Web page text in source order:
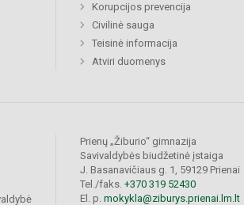
Korupcijos prevencija
Civilinė sauga
Teisinė informacija
Atviri duomenys
Prienų „Žiburio“ gimnazija
Savivaldybės biudžetinė įstaiga
J. Basanavičiaus g. 1, 59129 Prienai
Tel./faks. +370 319 52430
El. p. mokykla@ziburys.prienai.lm.lt